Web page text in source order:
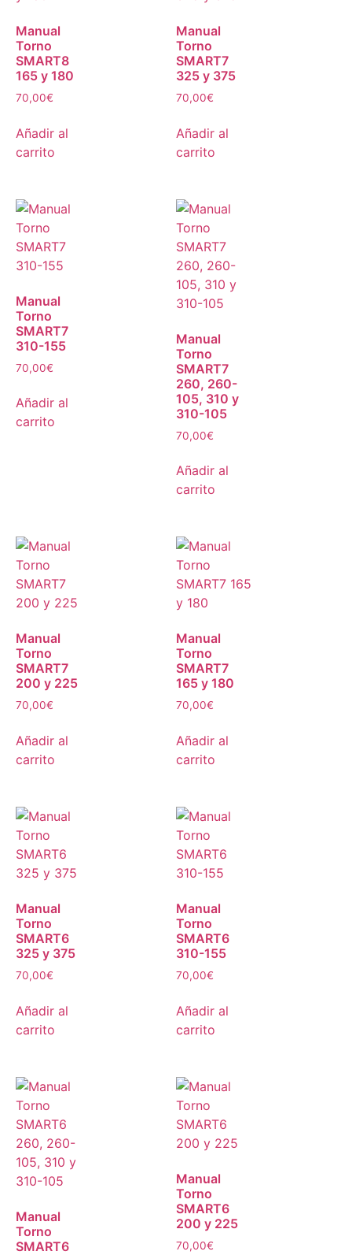
Manual
Torno
SMART8
165 y 180
70,00€
Añadir al
carrito
Manual
Torno
SMART7
325 y 375
70,00€
Añadir al
carrito
Manual
Torno
SMART7
310-155
70,00€
Añadir al
carrito
Manual
Torno
SMART7
260, 260-
105, 310 y
310-105
70,00€
Añadir al
carrito
Manual
Torno
SMART7
200 y 225
70,00€
Añadir al
carrito
Manual
Torno
SMART7
165 y 180
70,00€
Añadir al
carrito
Manual
Torno
SMART6
325 y 375
70,00€
Añadir al
carrito
Manual
Torno
SMART6
310-155
70,00€
Añadir al
carrito
Manual
Torno
SMART6
Manual
Torno
SMART6
200 y 225
70,00€